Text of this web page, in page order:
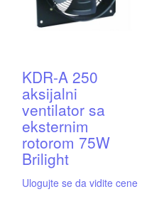
KDR-A 250
aksijalni
ventilator sa
eksternim
rotorom 75W
Brilight
Ulogujte se da vidite cene